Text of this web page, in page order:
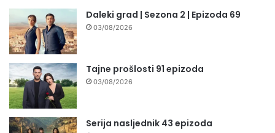
Daleki grad | Sezona 2 | Epizoda 69
03/08/2026
Tajne prošlosti 91 epizoda
03/08/2026
Serija nasljednik 43 epizoda